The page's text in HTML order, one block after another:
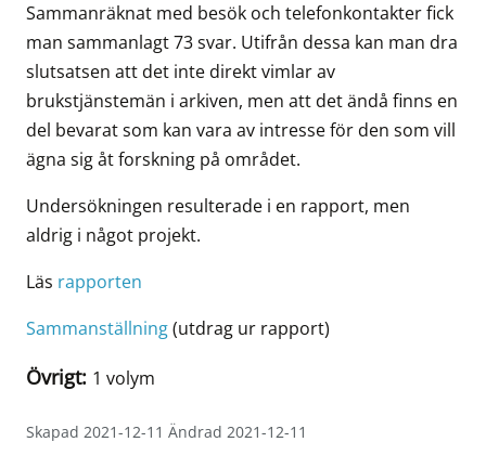
Sammanräknat med besök och telefonkontakter fick
man sammanlagt 73 svar. Utifrån dessa kan man dra
slutsatsen att det inte direkt vimlar av
brukstjänstemän i arkiven, men att det ändå finns en
del bevarat som kan vara av intresse för den som vill
ägna sig åt forskning på området.
Undersökningen resulterade i en rapport, men
aldrig i något projekt.
Läs rapporten
Sammanställning(utdrag ur rapport)
Övrigt: 1 volym
Skapad 2021-12-11 Ändrad 2021-12-11